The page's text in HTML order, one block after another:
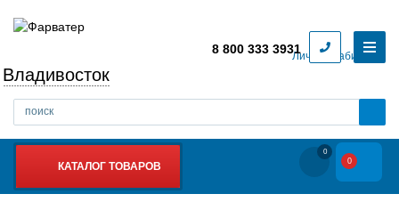
Личный кабинет
Владивосток
8 800 333 3931
КАТАЛОГ ТОВАРОВ
0
0